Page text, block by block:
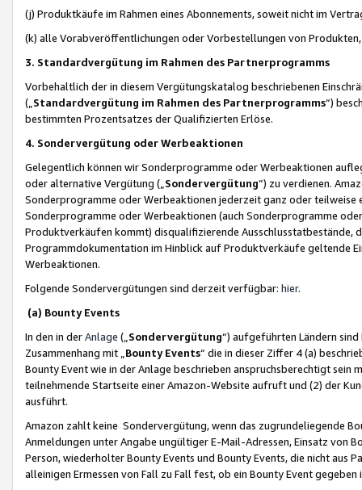
(j) Produktkäufe im Rahmen eines Abonnements, soweit nicht im
(k) alle Vorabveröffentlichungen oder Vorbestellungen von
3. Standardvergütung im Rahmen des Partnerprogramms
Vorbehaltlich der in diesem Vergütungskatalog beschriebenen
(„ Standardvergütung im Rahmen des Partnerprogramms“)
bestimmten Prozentsatzes der Qualifizierten Erlöse.
4. Sondervergütung oder Werbeaktionen
Gelegentlich können wir Sonderprogramme oder Werbeaktionen
oder alternative Vergütung („ Sondervergütung”) zu verdienen.
Sonderprogramme oder Werbeaktionen jederzeit ganz oder
Sonderprogramme oder Werbeaktionen (auch Sonderprogramme
Produktverkäufen kommt) disqualifizierende Ausschlusstatbestände,
Programmdokumentation im Hinblick auf Produktverkäufe geltende
Werbeaktionen.
Folgende Sondervergütungen sind derzeit verfügbar: hier.
(a) Bounty Events
In den in derAnlage („ Sondervergütung“) aufgeführten Ländern
Zusammenhang mit „ Bounty Events“ die in dieser Ziffer 4 (a)
Bounty Event wie in der Anlage beschrieben anspruchsberechtigt sein
teilnehmende Startseite einer Amazon-Website aufruft und (2) der
ausführt.
Amazon zahlt keine Sondervergütung, wenn das zugrundeliegende
Anmeldungen unter Angabe ungültiger E-Mail-Adressen, Einsatz von
Person, wiederholter Bounty Events und Bounty Events, die nicht
alleinigen Ermessen von Fall zu Fall fest, ob ein Bounty Event